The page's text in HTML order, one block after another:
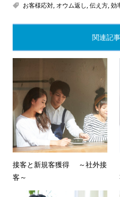
お客様応対, オウム返し,伝え方,効
関連記
接客と新規客獲得 ～社外接
客～